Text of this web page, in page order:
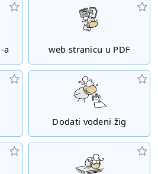
a web stranicu u PDF
Dodati vodeni žig